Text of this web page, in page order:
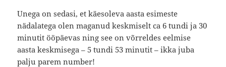
Unega on sedasi, et käesoleva aasta esimeste
nädalatega olen maganud keskmiselt ca 6 tundi ja 30
minutit ööpäevas ning see on võrreldes eelmise
aasta keskmisega – 5 tundi 53 minutit – ikka juba
palju parem number!